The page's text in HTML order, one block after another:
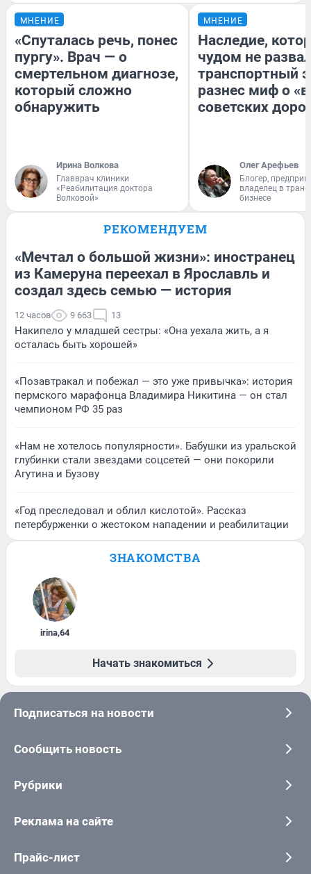
МНЕНИЕ
«Спуталась речь, понес
пургу». Врач — о
смертельном диагнозе,
который сложно
обнаружить
Ирина Волкова
Главврач клиники
«Реабилитация доктора
Волковой»
МНЕНИЕ
Наследие,
чудом не
транспортный
разнес миф о
советских
Олег Арефьев
Блогер,
владелец в
бизнесе
РЕКОМЕНДУЕМ
«Мечтал о большой жизни»: иностранец
из Камеруна переехал в Ярославль и
создал здесь семью — история
12 часов 9 663 13
Накипело у младшей сестры: «Она уехала жить, а я
осталась быть хорошей»
«Позавтракал и побежал — это уже привычка»: история
пермского марафонца Владимира Никитина — он стал
чемпионом РФ 35 раз
«Нам не хотелось популярности». Бабушки из уральской
глубинки стали звездами соцсетей — они покорили
Агутина и Бузову
«Год преследовал и облил кислотой». Рассказ
петербурженки о жестоком нападении и реабилитации
ЗНАКОМСТВА
irina,64
Начать знакомиться
Подписаться на новости
Сообщить новость
Рубрики
Реклама на сайте
Прайс-лист